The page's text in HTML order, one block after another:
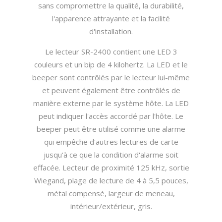
sans compromettre la qualité, la durabilité,
l'apparence attrayante et la facilité
d'installation.
Le lecteur SR-2400 contient une LED 3
couleurs et un bip de 4 kilohertz. La LED et le
beeper sont contrôlés par le lecteur lui-même
et peuvent également être contrôlés de
manière externe par le système hôte. La LED
peut indiquer l'accès accordé par l'hôte. Le
beeper peut être utilisé comme une alarme
qui empêche d'autres lectures de carte
jusqu'à ce que la condition d'alarme soit
effacée. Lecteur de proximité 125 kHz, sortie
Wiegand, plage de lecture de 4 à 5,5 pouces,
métal compensé, largeur de meneau,
intérieur/extérieur, gris.